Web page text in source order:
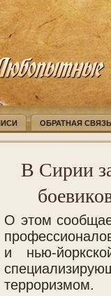
ОБРАТНАЯ СВЯЗЬ
В Сирии
О этом
и нью-
терроризмом.